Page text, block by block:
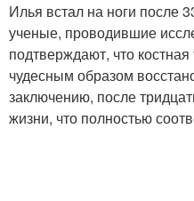
Илья встал на ноги после
ученые, проводившие
подтверждают, что костная
чудесным образом
заключению, после
жизни, что полностью